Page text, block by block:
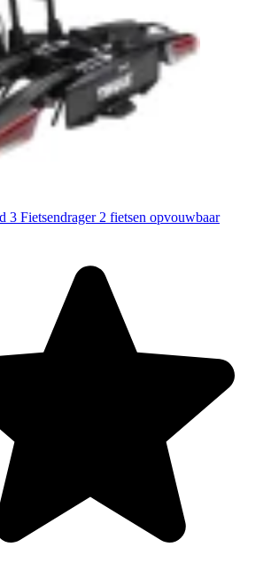
3 Fietsendrager 2 fietsen opvouwbaar